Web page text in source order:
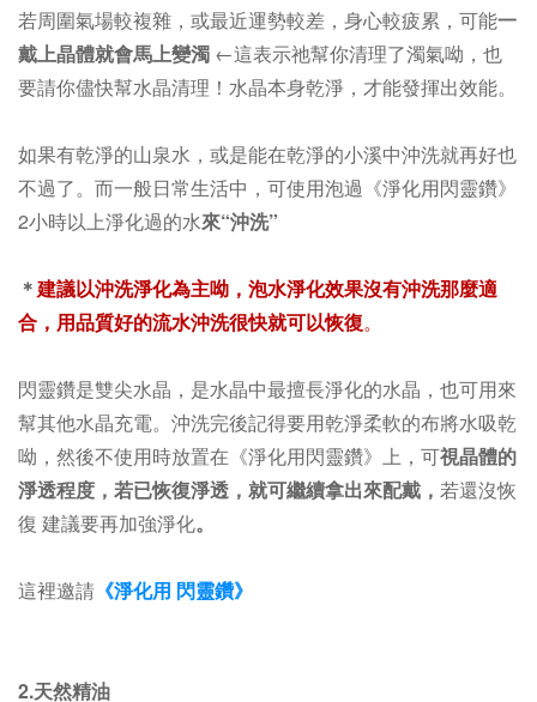
若周圍氣場較複雜，或最近運勢較差，身心較疲累，可能一
戴上晶體就會馬上變濁 ←這表示祂幫你清理了濁氣呦，也
要請你儘快幫水晶清理！ 水晶本身乾淨，才能發揮出效能。
如果有乾淨的山泉水，或是能在乾淨的小溪中沖洗就再好也
不過了。而一般日常生活中， 可使用泡過《淨化用閃靈鑽》
2小時以上淨化過的水來“沖洗”
＊建議以沖洗淨化為主呦，泡水淨化效果沒有沖洗那麼適
合， 用品質好的流水沖洗很快就可以恢復。
閃靈鑽是雙尖水晶，是水晶中最擅長淨化的水晶，也可用來
幫其他水晶充電。沖洗完後記得要用乾淨柔軟的布將水吸乾
呦，然後不使用時放置在 《淨化用閃靈鑽》上 ，可視晶體的
淨透程度，若已恢復淨透，就可繼續拿出來配戴， 若還沒恢
復 建議要再加強淨化。
這裡邀請 《淨化用 閃靈鑽》
2.天然精油